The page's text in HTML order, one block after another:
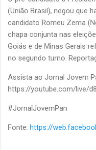
(União Brasil), negou que
candidato Romeu Zema
chapa conjunta nas
Goiás e de Minas Gerais
no segundo turno.
Assista ao Jornal Jovem
https://youtube.com/live/
#JornalJovemPan
Fonte: https://